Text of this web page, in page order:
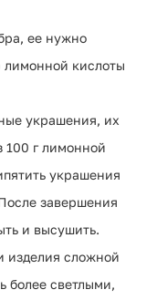
ее нужно
лимонной кислоты
украшения, их
100 г лимонной
украшения
завершения
и высушить.
изделия сложной
более светлыми,